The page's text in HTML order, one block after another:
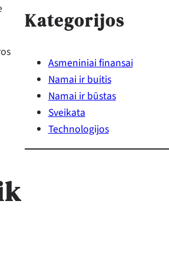
Kategorijos
Asmeniniai finansai
Namai ir buitis
Namai ir būstas
Sveikata
Technologijos